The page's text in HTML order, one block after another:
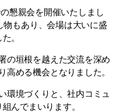
懇親会を開催いたしまし
もあり、会場は大いに盛
。
の垣根を越えた交流を深め
高める機会となりました。
環境づくりと、社内コミュ
んでまいります。